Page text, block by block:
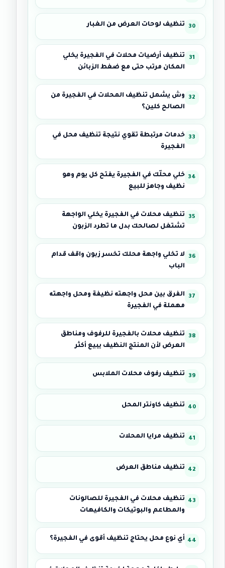
تنظيف لوحات العرض من الغبار
تنظيف أرضيات محلات في الفجيرة يخلي
المكان مرتب حتى مع ضغط الزبائن
وش يشمل تنظيف المحلات في الفجيرة من
الصالح كلين؟
خدمات مرتبطة تقوي نتيجة تنظيف محل في
الفجيرة
خلي محلّك في الفجيرة يفتح كل يوم وهو
نظيف وجاهز للبيع
تنظيف محلات في الفجيرة يخلي الواجهة
تشتغل لصالحك بدل ما تطرد الزبون
لا تخلي واجهة محلك تخسر زبون واقف قدام
الباب
الفرق بين محل واجهته نظيفة ومحل واجهته
مهملة في الفجيرة
تنظيف محلات بالفجيرة للرفوف ومناطق
العرض لأن المنتج النظيف يبيع أكثر
تنظيف رفوف محلات الملابس
تنظيف كاونتر المحل
تنظيف مرايا المحلات
تنظيف مناطق العرض
تنظيف محلات في الفجيرة للصالونات
والمطاعم والبوتيكات والكافيهات
أي نوع محل يحتاج تنظيف أقوى في الفجيرة؟